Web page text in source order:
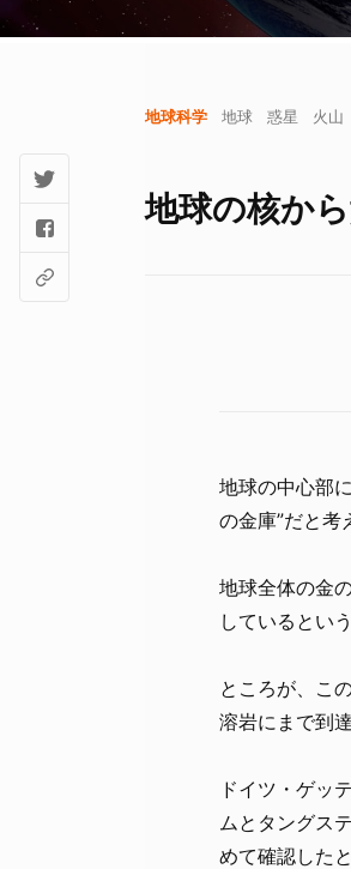
地球科学 地球 惑星 火山
地球の核か
地球の中心部
の金庫”だと考
地球全体の金
しているとい
ところが、こ
溶岩にまで到
ドイツ・ゲッ
ムとタングス
めて確認した